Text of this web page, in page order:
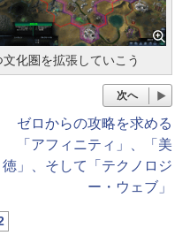
化圏を拡張していこう
次へ
ゼロからの攻略を求める
「アフィニティ」、「美
徳」、そして「テクノロジ
ー・ウェブ」